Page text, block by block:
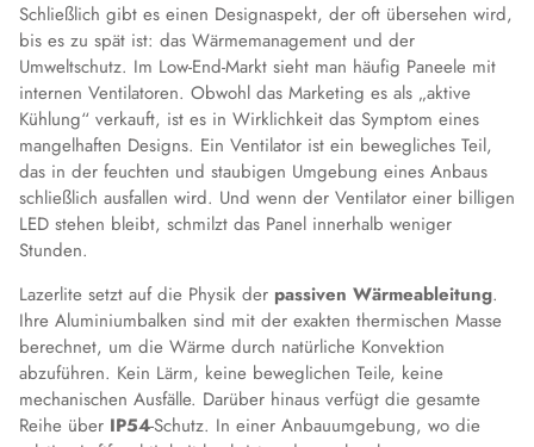
Schließlich gibt es einen Designaspekt, der oft übersehen wird,
bis es zu spät ist: das Wärmemanagement und der
Umweltschutz. Im Low-End-Markt sieht man häufig Paneele mit
internen Ventilatoren. Obwohl das Marketing es als „aktive
Kühlung“ verkauft, ist es in Wirklichkeit das Symptom eines
mangelhaften Designs. Ein Ventilator ist ein bewegliches Teil,
das in der feuchten und staubigen Umgebung eines Anbaus
schließlich ausfallen wird. Und wenn der Ventilator einer billigen
LED stehen bleibt, schmilzt das Panel innerhalb weniger
Stunden.
Lazerlite setzt auf die Physik der passiven Wärmeableitung.
Ihre Aluminiumbalken sind mit der exakten thermischen Masse
berechnet, um die Wärme durch natürliche Konvektion
abzuführen. Kein Lärm, keine beweglichen Teile, keine
mechanischen Ausfälle. Darüber hinaus verfügt die gesamte
Reihe über IP54-Schutz. In einer Anbauumgebung, wo die